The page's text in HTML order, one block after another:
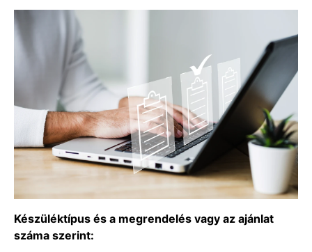
Készüléktípus és a megrendelés vagy az ajánlat
száma szerint: